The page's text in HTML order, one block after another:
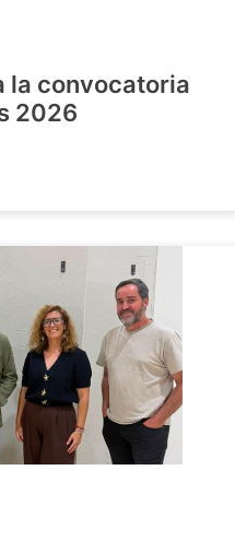
la convocatoria
2026